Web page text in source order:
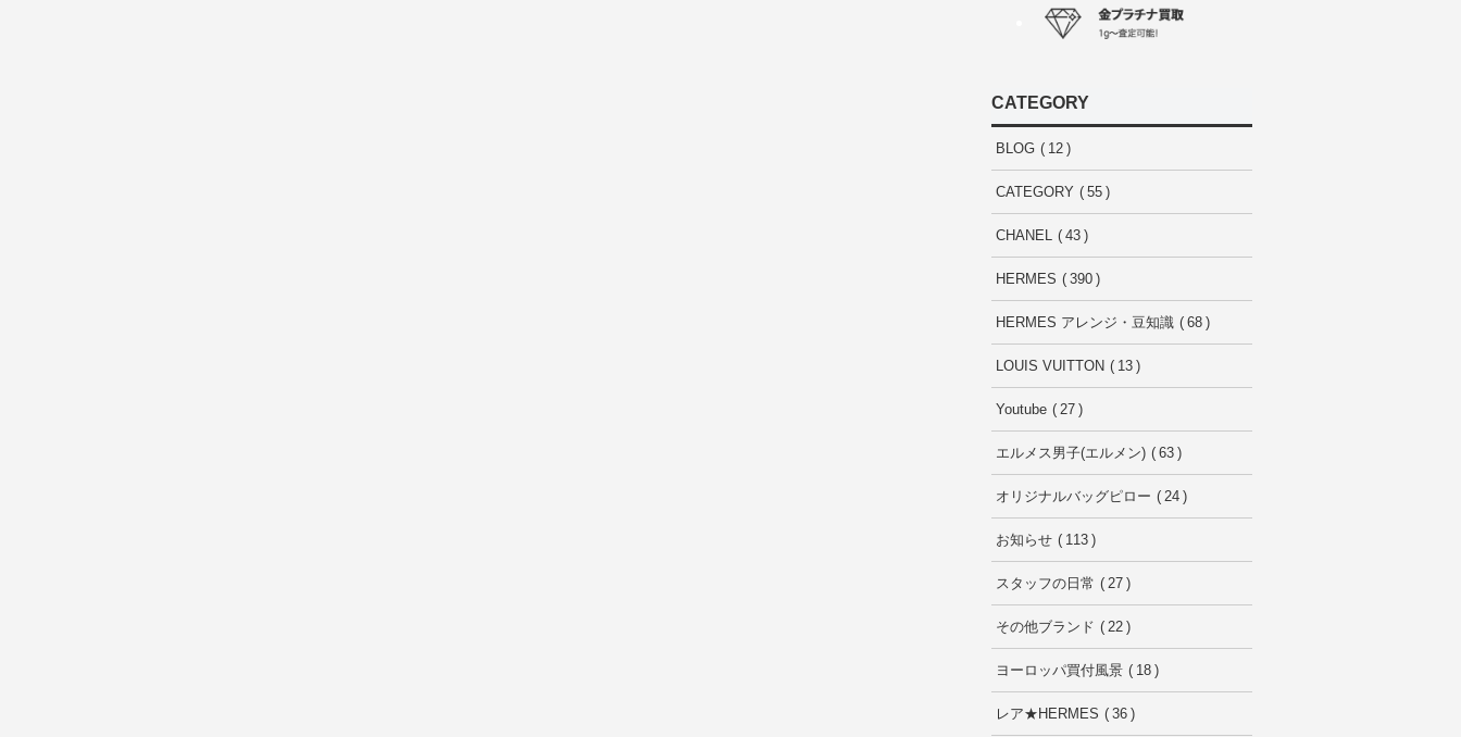
CATEGORY
BLOG 12
CATEGORY 55
CHANEL 43
HERMES 390
HERMES アレンジ・豆知識 68
LOUIS VUITTON 13
Youtube 27
エルメス男子(エルメン) 63
オリジナルバッグピロー 24
お知らせ 113
スタッフの日常 27
その他ブランド 22
ヨーロッパ買付風景 18
レア★HERMES 36